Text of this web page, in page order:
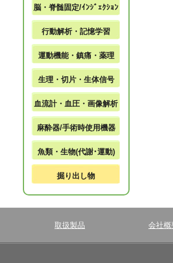
脳・脊髄固定/ｲﾝｼﾞｪｸｼｮﾝ
行動解析・記憶学習
運動機能・鎮痛・薬理
生理・切片・生体信号
血流計・血圧・画像解析
麻酔器/手術時使用機器
魚類・生物(代謝･運動)
掘り出し物
取扱製品 会社概